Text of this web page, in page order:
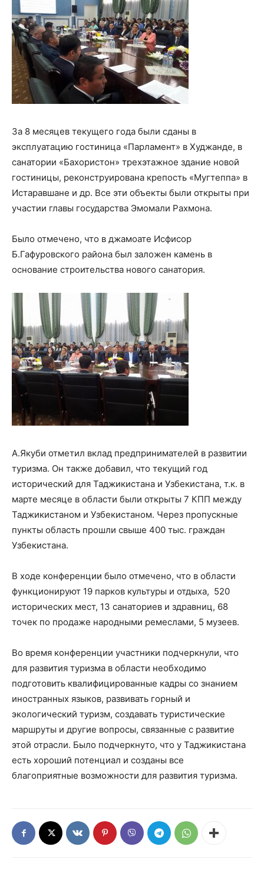
За 8 месяцев текущего года были сданы в
эксплуатацию гостиница «Парламент» в Худжанде, в
санатории «Бахористон» трехэтажное здание новой
гостиницы, реконструирована крепость «Мугтеппа» в
Истаравшане и др. Все эти объекты были открыты при
участии главы государства Эмомали Рахмона.
Было отмечено, что в джамоате Исфисор
Б.Гафуровского района был заложен камень в
основание строительства нового санатория.
А.Якуби отметил вклад предпринимателей в развитии
туризма. Он также добавил, что текущий год
исторический для Таджикистана и Узбекистана, т.к. в
марте месяце в области были открыты 7 КПП между
Таджикистаном и Узбекистаном. Через пропускные
пункты область прошли свыше 400 тыс. граждан
Узбекистана.
В ходе конференции было отмечено, что в области
функционируют 19 парков культуры и отдыха, 520
исторических мест, 13 санаториев и здравниц, 68
точек по продаже народными ремеслами, 5 музеев.
Во время конференции участники подчеркнули, что
для развития туризма в области необходимо
подготовить квалифицированные кадры со знанием
иностранных языков, развивать горный и
экологический туризм, создавать туристические
маршруты и другие вопросы, связанные с развитие
этой отрасли. Было подчеркнуто, что у Таджикистана
есть хороший потенциал и созданы все
благоприятные возможности для развития туризма.